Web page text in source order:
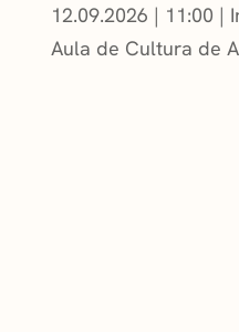
12.09.2026 | 11:00
Aula de Cultura de